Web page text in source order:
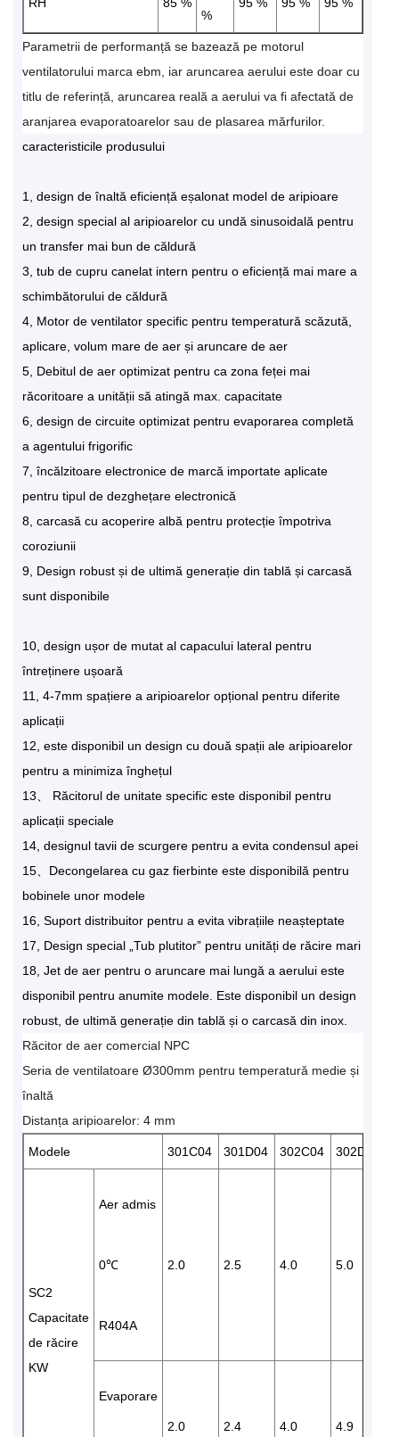
%
Parametrii de performanță se bazează pe motorul
ventilatorului marca ebm, iar aruncarea aerului este doar cu
titlu de referință, aruncarea reală a aerului va fi afectată de
aranjarea evaporatoarelor sau de plasarea mărfurilor.
caracteristicile produsului
1, design de înaltă eficiență eșalonat model de aripioare
2, design special al aripioarelor cu undă sinusoidală pentru
un transfer mai bun de căldură
3, tub de cupru canelat intern pentru o eficiență mai mare a
schimbătorului de căldură
4, Motor de ventilator specific pentru temperatură scăzută,
aplicare, volum mare de aer și aruncare de aer
5, Debitul de aer optimizat pentru ca zona feței mai
răcoritoare a unității să atingă max. capacitate
6, design de circuite optimizat pentru evaporarea completă
a agentului frigorific
7, încălzitoare electronice de marcă importate aplicate
pentru tipul de dezghețare electronică
8, carcasă cu acoperire albă pentru protecție împotriva
coroziunii
9, Design robust și de ultimă generație din tablă și carcasă
sunt disponibile
10, design ușor de mutat al capacului lateral pentru
întreținere ușoară
11, 4-7mm spațiere a aripioarelor opțional pentru diferite
aplicații
12, este disponibil un design cu două spații ale aripioarelor
pentru a minimiza înghețul
13、 Răcitorul de unitate specific este disponibil pentru
aplicații speciale
14, designul tavii de scurgere pentru a evita condensul apei
15、Decongelarea cu gaz fierbinte este disponibilă pentru
bobinele unor modele
16, Suport distribuitor pentru a evita vibrațiile neașteptate
17, Design special „Tub plutitor” pentru unități de răcire mari
18, Jet de aer pentru o aruncare mai lungă a aerului este
disponibil pentru anumite modele. Este disponibil un design
robust, de ultimă generație din tablă și o carcasă din inox.
Răcitor de aer comercial NPC
Seria de ventilatoare Ø300mm pentru temperatură medie și
înaltă
Distanța aripioarelor: 4 mm
Modele 301C04 301D04 302C04 302D04
SC2
Capacitate
de răcire
KW
Aer admis
0℃
R404A
2.0 2.5 4.0 5.0
Evaporare
2.0 2.4 4.0 4.9